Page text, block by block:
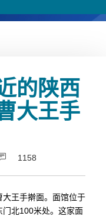
的陕西
大王手
1158
王手擀面。面馆位于
北100米处。这家面